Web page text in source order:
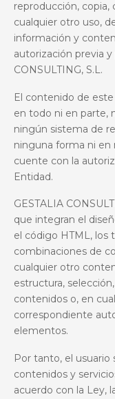
reproducción, copia,
cualquier otro uso,
información y
autorización previa
CONSULTING, S.L.
El contenido de
en todo ni en parte,
ningún sistema de
ninguna forma ni en
cuente con la
Entidad.
GESTALIA
que integran el
el código HTML, los
combinaciones de
cualquier otro
estructura,
contenidos o, en
correspondiente
elementos.
Por tanto, el usuario
contenidos y
acuerdo con la Ley,